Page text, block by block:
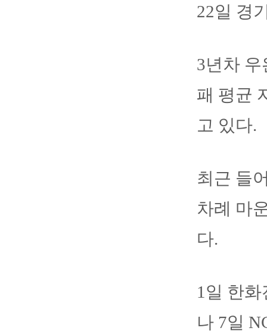
22일 경
3년차 우
패 평균
고 있다.
최근 들
차례 마
다.
1일 한
나 7일